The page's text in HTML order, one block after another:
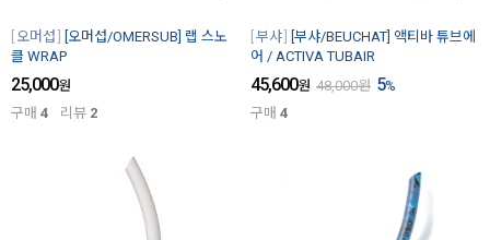
오머섭
[오머섭/OMERSUB] 랩 스노
클 WRAP
25,000원
구매 4 리뷰 2
부샤
[부샤/BEUCHAT] 액티바 튜브에
어 / ACTIVA TUBAIR
45,600원 48,000원 5%
구매 4